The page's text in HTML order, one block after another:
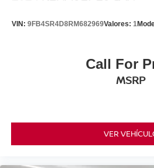
VIN: 9FB4SR4D8RM682969Valores: 1
Call For
MSRP
VER